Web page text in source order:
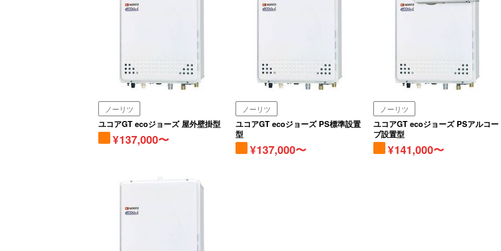
ノーリツ
ユコアGT ecoジョーズ 屋外壁掛型
137,000〜
ノーリツ
ユコアGT ecoジョーズ PS標準設置
型
137,000〜
ノーリツ
ユコアGT ecoジョーズ PSアルコー
ブ設置型
141,000〜